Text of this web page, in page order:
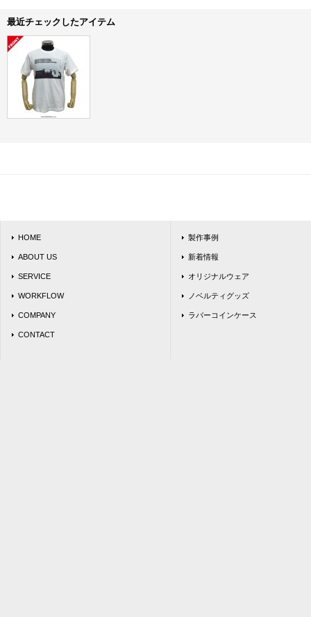
最近チェックしたアイテム
HOME
ABOUT US
SERVICE
WORKFLOW
COMPANY
CONTACT
製作事例
新着情報
オリジナルウェア
ノベルティグッズ
ラバーコインケース